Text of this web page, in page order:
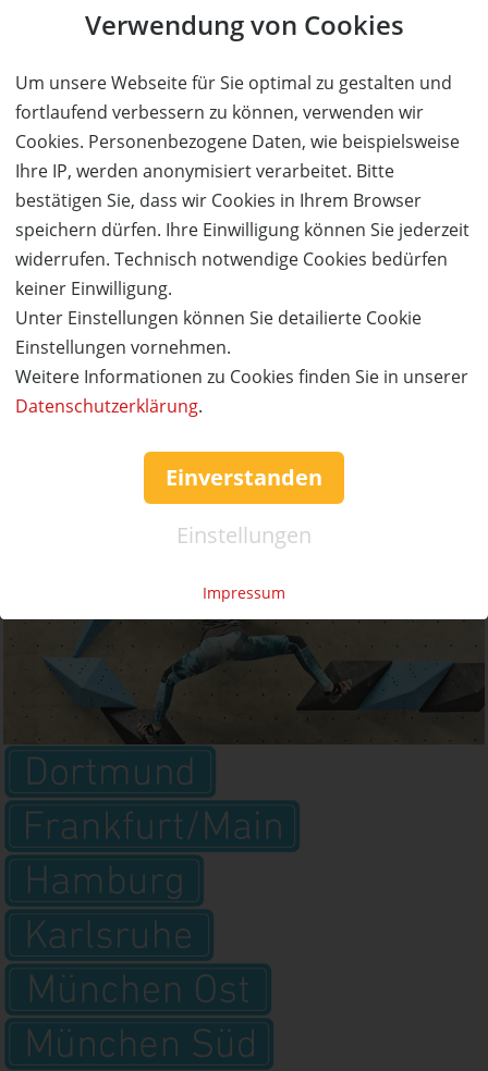
Verwendung von Cookies
Um unsere Webseite für Sie optimal zu gestalten und
fortlaufend verbessern zu können, verwenden wir
Cookies. Personenbezogene Daten, wie beispielsweise
Ihre IP, werden anonymisiert verarbeitet. Bitte
bestätigen Sie, dass wir Cookies in Ihrem Browser
speichern dürfen. Ihre Einwilligung können Sie jederzeit
widerrufen. Technisch notwendige Cookies bedürfen
keiner Einwilligung.
Unter Einstellungen können Sie detailierte Cookie
Einstellungen vornehmen.
Weitere Informationen zu Cookies finden Sie in unserer
Datenschutzerklärung.
Einverstanden
Einstellungen
Impressum